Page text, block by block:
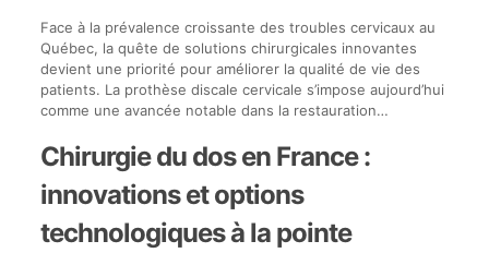
Face à la prévalence croissante des troubles cervicaux au
Québec, la quête de solutions chirurgicales innovantes
devient une priorité pour améliorer la qualité de vie des
patients. La prothèse discale cervicale s’impose aujourd’hui
comme une avancée notable dans la restauration…
Chirurgie du dos en France :
innovations et options
technologiques à la pointe